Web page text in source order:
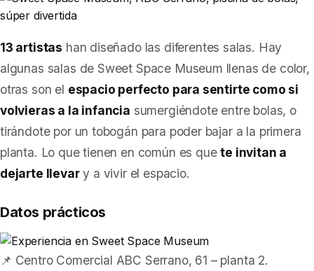
13 artistas han diseñado las diferentes salas. Hay
algunas salas de Sweet Space Museum llenas de color,
otras son el espacio perfecto para sentirte como si
volvieras a la infancia sumergiéndote entre bolas, o
tirándote por un tobogán para poder bajar a la primera
planta. Lo que tienen en común es quete invitan a
dejarte llevary a vivir el espacio.
Datos prácticos
📌 Centro Comercial ABC Serrano, 61 – planta 2.